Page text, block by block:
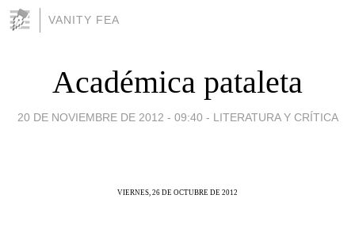
VANITY FEA
Académica pataleta
20 DE NOVIEMBRE DE 2012 - 09:40 - LITERATURA Y CRÍTICA
VIERNES, 26 DE OCTUBRE DE 2012